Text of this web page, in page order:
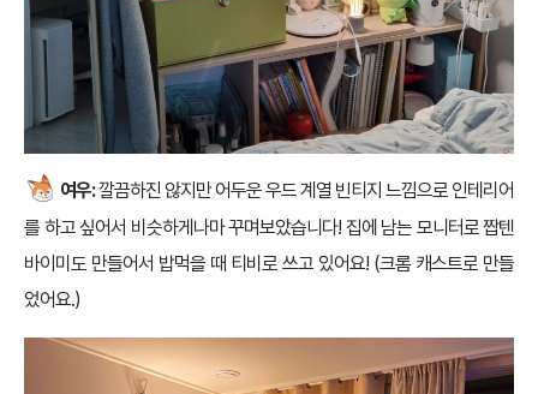
여우:깔끔하진 않지만 어두운 우드 계열 빈티지 느낌으로 인테리어
를 하고 싶어서 비슷하게나마 꾸며보았습니다! 집에 남는 모니터로 짭텐
바이미도 만들어서 밥먹을 때 티비로 쓰고 있어요! (크롬 캐스트로 만들
었어요.)